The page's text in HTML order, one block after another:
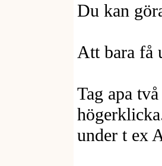
Du kan
Att bara få
Tag apa
under t ex